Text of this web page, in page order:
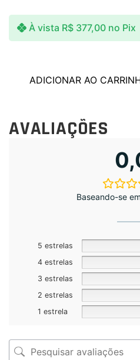
À vista R$377,00 no Pix
ADICIONAR AO
AVALIAÇÕES
Baseando-se
5 estrelas
4 estrelas
3 estrelas
2 estrelas
1 estrela